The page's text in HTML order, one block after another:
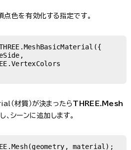
点色を有効化する指定です。
材質）が決まったらTHREE.Mesh
、シーンに追加します。
material);